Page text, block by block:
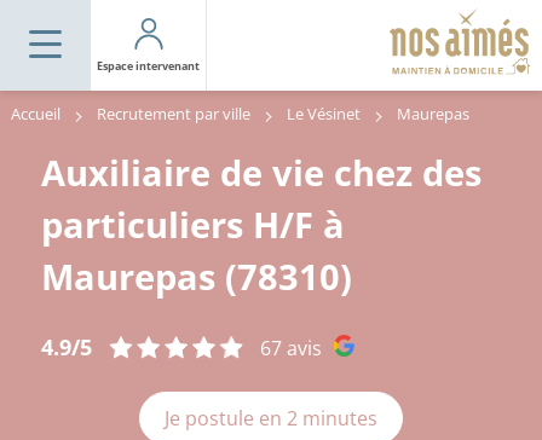
Espace intervenant
Accueil Recrutement par ville Le Vésinet Maurepas
Auxiliaire de vie chez des
particuliers H/F à
Maurepas (78310)
4.9/5 67 avis
Je postule en 2 minutes